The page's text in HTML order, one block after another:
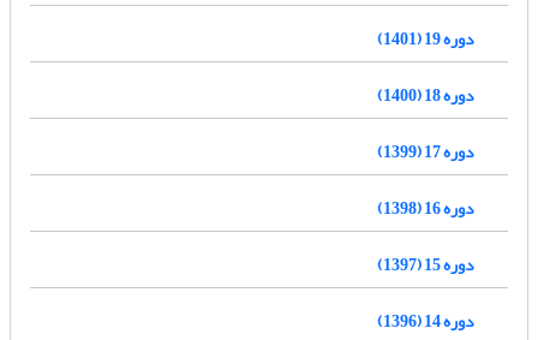
دوره 19 (1401)
دوره 18 (1400)
دوره 17 (1399)
دوره 16 (1398)
دوره 15 (1397)
دوره 14 (1396)